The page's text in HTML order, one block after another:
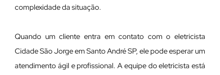
complexidade da situação.
Quando um cliente entra em contato com o eletricista
Cidade São Jorge em Santo André SP, ele pode esperar um
atendimento ágil e profissional. A equipe do eletricista está